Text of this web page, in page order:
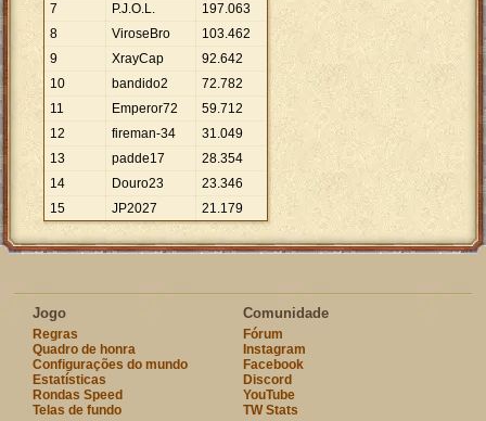
7
P.J.O.L. 197.063
8
ViroseBro 103.462
9
XrayCap 92.642
10
bandido2 72.782
11
Emperor72 59.712
12
fireman-34 31.049
13
padde17 28.354
14
Douro23 23.346
15
JP2027 21.179
Jogo
Regras
Quadro de honra
Configurações do mundo
Estatísticas
Rondas Speed
Telas de fundo
Comunidade
Fórum
Instagram
Facebook
Discord
YouTube
TW Stats